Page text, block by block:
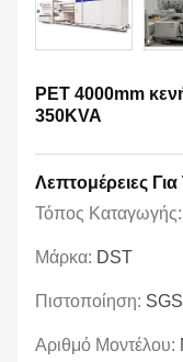
PET 4000mm
350KVA
Λεπτομέρειες
Τόπος Καταγωγής:
Μάρκα: DST
Πιστοποίηση: SGS
Αριθμό Μοντέλου: